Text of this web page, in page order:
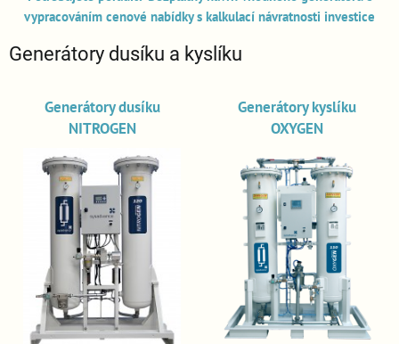
vypracováním cenové nabídky s kalkulací návratnosti investice
Generátory dusíku a kyslíku
Generátory dusíku
NITROGEN
Generátory kyslíku
OXYGEN